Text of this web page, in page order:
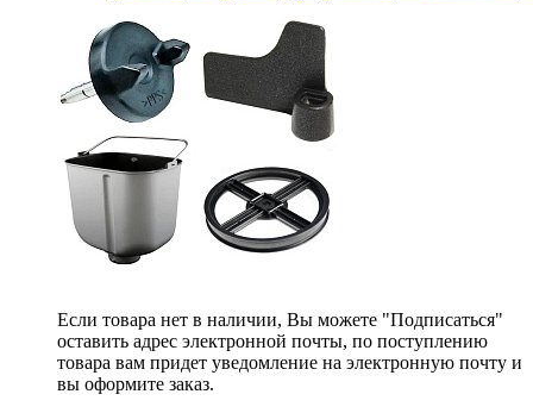
Если товара нет в наличии, Вы можете "Подписаться"
оставить адрес электронной почты, по поступлению
товара вам придет уведомление на электронную почту и
вы оформите заказ.